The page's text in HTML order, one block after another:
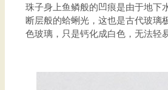
珠子身上鱼鳞般的凹痕是由于地下
断层般的蛤蜊光，这也是古代玻璃
色玻璃，只是钙化成白色，无法轻